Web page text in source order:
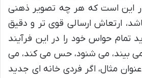
این است که هر چه تصویر ذهنی
ارتعاش ارسالی قوی تر و دقیق
تمام حواس خود را در این فرآیند
بیند، می شنود، حس می کند، می
مثال، اگر فردی خانه ای جدید